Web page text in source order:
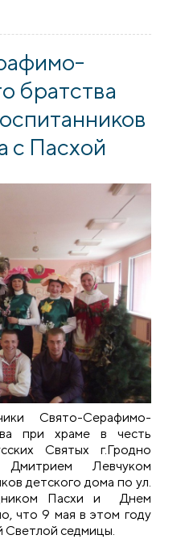
Белорусских Святых
братства
с Пасхой
Свято-Серафимо-
при храме в честь
Святых г.Гродно
Левчуком
детского дома по ул.
Пасхи и Днем
что 9 мая в этом году
Светлой седмицы.